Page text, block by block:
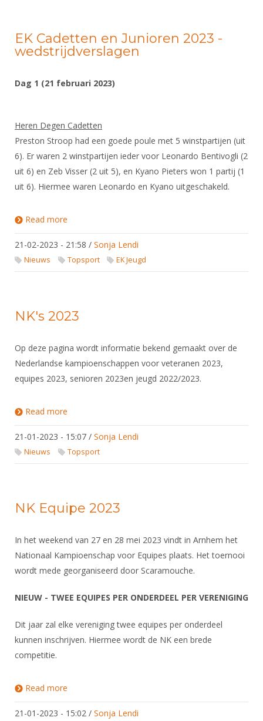
EK Cadetten en Junioren 2023 -
wedstrijdverslagen
Dag 1 (21 februari 2023)
Heren Degen Cadetten
Preston Stroop had een goede poule met 5 winstpartijen (uit
6). Er waren 2 winstpartijen ieder voor Leonardo Bentivogli (2
uit 6) en Zeb Visser (2 uit 5), en Kyano Pieters won 1 partij (1
uit 6). Hiermee waren Leonardo en Kyano uitgeschakeld.
Read more
21-02-2023 - 21:58 / Sonja Lendi
Nieuws Topsport EK Jeugd
NK's 2023
Op deze pagina wordt informatie bekend gemaakt over de
Nederlandse kampioenschappen voor veteranen 2023,
equipes 2023, senioren 2023en jeugd 2022/2023.
Read more
21-01-2023 - 15:07 / Sonja Lendi
Nieuws Topsport
NK Equipe 2023
In het weekend van 27 en 28 mei 2023 vindt in Arnhem het
Nationaal Kampioenschap voor Equipes plaats. Het toernooi
wordt mede georganiseerd door Scaramouche.
NIEUW - TWEE EQUIPES PER ONDERDEEL PER VERENIGING
Dit jaar zal elke vereniging twee equipes per onderdeel
kunnen inschrijven. Hiermee wordt de NK een brede
competitie.
Read more
21-01-2023 - 15:02 / Sonja Lendi